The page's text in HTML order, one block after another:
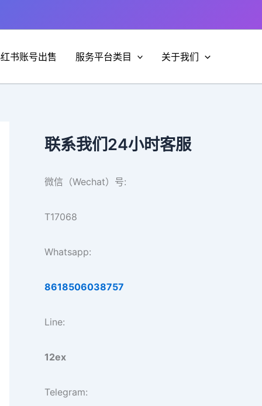
书账号出售 服务平台类目 关于我们
联系我们24小时客服
微信（Wechat）号:
T17068
Whatsapp:
8618506038757
Line:
12ex
Telegram: